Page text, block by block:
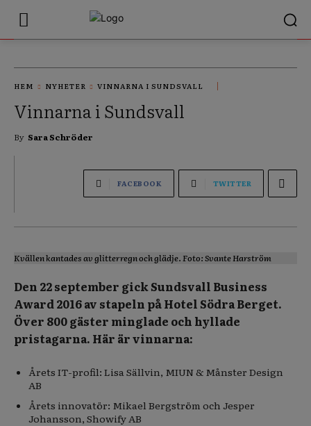
HEM NYHETER VINNARNA I SUNDSVALL
Vinnarna i Sundsvall
By Sara Schröder
FACEBOOK TWITTER
Kvällen kantades av glitterregn och glädje. Foto: Svante Harström
Den 22 september gick Sundsvall Business
Award 2016 av stapeln på Hotel Södra Berget.
Över 800 gäster minglade och hyllade
pristagarna. Här är vinnarna:
Årets IT-profil: Lisa Sällvin, MIUN & Månster Design
AB
Årets innovatör: Mikael Bergström och Jesper
Johansson, Showify AB